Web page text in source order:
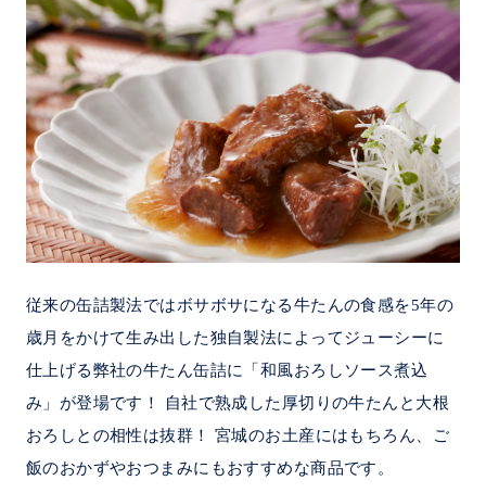
従来の缶詰製法ではボサボサになる牛たんの食感を5年の
歳月をかけて生み出した独自製法によってジューシーに
仕上げる弊社の牛たん缶詰に「和風おろしソース煮込
み」が登場です！ 自社で熟成した厚切りの牛たんと大根
おろしとの相性は抜群！ 宮城のお土産にはもちろん、ご
飯のおかずやおつまみにもおすすめな商品です。